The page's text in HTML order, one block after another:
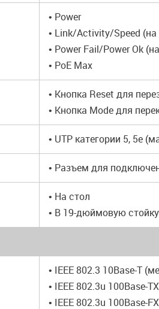
• Power
• Link/Activity/Speed (на
• Power Fail/Power Ok
• PoE Max
• Кнопка Reset для
• Кнопка Mode для
• UTP категории 5, 5e
• Разъем для
• На стол
• В 19-дюймовую стойку
• IEEE 802.3 10Base-T
• IEEE 802.3u 100Base-
• IEEE 802.3u 100Base-